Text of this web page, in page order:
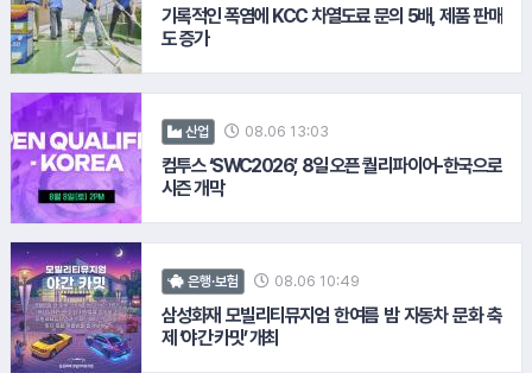
기록적인 폭염에 KCC 차열도료 문의 5배, 제품 판매
도 증가
산업 08.06 13:03
컴투스 ‘SWC2026’, 8일 오픈 퀄리파이어-한국으로
시즌 개막
은행·보험 08.06 10:49
삼성화재 모빌리티뮤지엄 한여름 밤 자동차 문화 축
제 ‘야간 카밋’ 개최
10.SKT